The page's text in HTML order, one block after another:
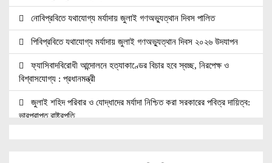
নোবিপ্রবিতে যথাযোগ্য মর্যাদায় জুলাই গণঅভ্যুত্থান দিবস পালিত
পিবিপ্রবিতে যথাযোগ্য মর্যাদায় জুলাই গণঅভ্যুত্থান দিবস ২০২৬ উদযাপন
ফ্যাসিবাদবিরোধী আন্দোলনে হত্যাকাণ্ডের বিচার হবে স্বচ্ছ, নিরপেক্ষ ও
বিশ্বাসযোগ্য : প্রধানমন্ত্রী
জুলাই শহিদ পরিবার ও যোদ্ধাদের মর্যাদা নিশ্চিত করা সরকারের পবিত্র দায়িত্ব:
ভারপ্রাপ্ত রাষ্ট্রপতি